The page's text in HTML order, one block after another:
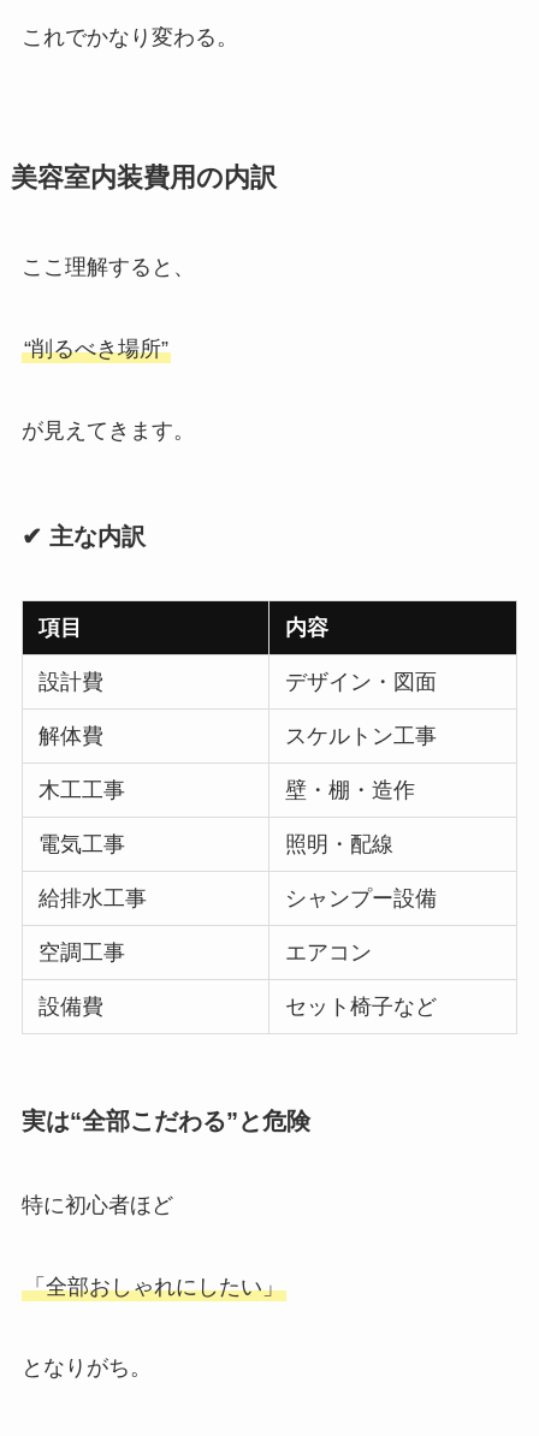
これでかなり変わる。
美容室内装費用の内訳
ここ理解すると、
“削るべき場所”
が見えてきます。
✔ 主な内訳
項目 内容
設計費 デザイン・図面
解体費 スケルトン工事
木工工事 壁・棚・造作
電気工事 照明・配線
給排水工事 シャンプー設備
空調工事 エアコン
設備費 セット椅子など
実は“全部こだわる”と危険
特に初心者ほど
「全部おしゃれにしたい」
となりがち。